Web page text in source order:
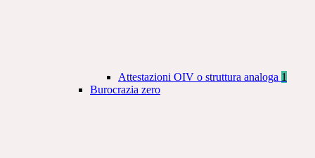
Attestazioni OIV o struttura analoga 1
Burocrazia zero